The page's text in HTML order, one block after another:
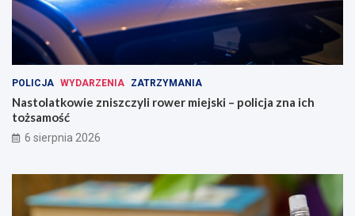
POLICJA WYDARZENIA ZATRZYMANIA
Nastolatkowie zniszczyli rower miejski – policja zna ich
tożsamość
6 sierpnia 2026